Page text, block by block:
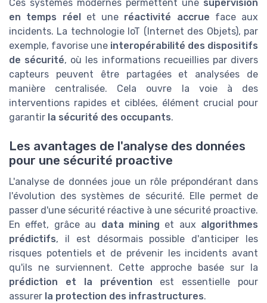
Ces systèmes modernes permettent une supervision
en temps réelet une réactivité accrue face aux
incidents. La technologie IoT (Internet des Objets), par
exemple, favorise une interopérabilité des dispositifs
de sécurité, où les informations recueillies par divers
capteurs peuvent être partagées et analysées de
manière centralisée. Cela ouvre la voie à des
interventions rapides et ciblées, élément crucial pour
garantir la sécurité des occupants.
Les avantages de l'analyse des données
pour une sécurité proactive
L'analyse de données joue un rôle prépondérant dans
l'évolution des systèmes de sécurité. Elle permet de
passer d'une sécurité réactive à une sécurité proactive.
En effet, grâce au data mining et aux algorithmes
prédictifs, il est désormais possible d'anticiper les
risques potentiels et de prévenir les incidents avant
qu'ils ne surviennent. Cette approche basée sur la
prédiction et la prévention est essentielle pour
assurer la protection des infrastructures.